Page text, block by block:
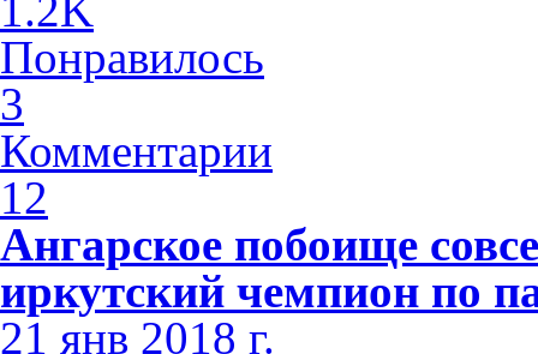
Понравилось
3
Комментарии
12
Ангарское побоище
иркутский чемпион по
21 янв 2018 г.